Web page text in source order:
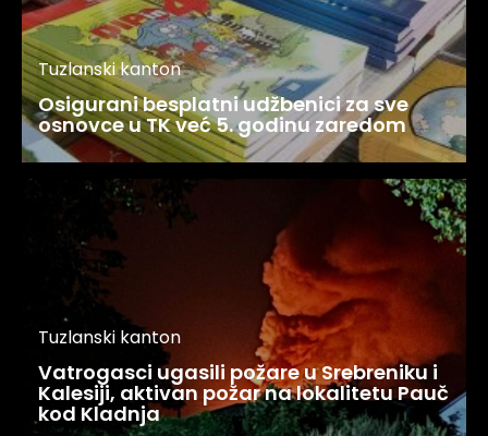
Tuzlanski kanton
Osigurani besplatni udžbenici za sve
osnovce u TK već 5. godinu zaredom
Tuzlanski kanton
Vatrogasci ugasili požare u Srebreniku i
Kalesiji, aktivan požar na lokalitetu Pauč
kod Kladnja